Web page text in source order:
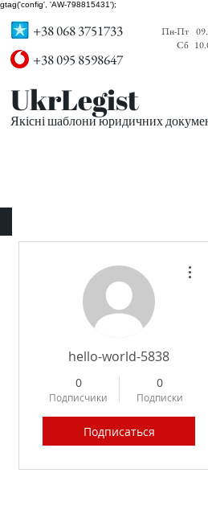
gtag('config', 'AW-798815431');
+38 068 3751733
+38 095 8598647
Пн-Пт
Сб
UkrLegist
Якісні шаблони юридичних
hello-world-5838
0
Подписчики
0
Подписки
Подписаться